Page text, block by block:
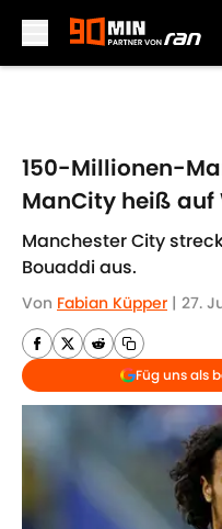
150-Millionen-
ManCity heiß
Manchester City
Bouaddi aus.
Von Fabian Küpper | 27.
Füg uns als